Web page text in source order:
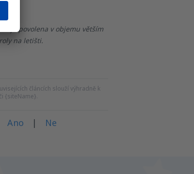
je povolena v objemu větším
na letišti.
článcích slouží výhradně k
{siteName}.
Ano | Ne